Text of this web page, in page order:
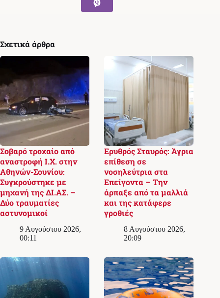
Σχετικά άρθρα
Σοβαρό τροχαίο από
αναστροφή Ι.Χ. στην
Αθηνών-Σουνίου:
Συγκρούστηκε με
μηχανή της ΔΙ.ΑΣ. –
Δύο τραυματίες
αστυνομικοί
9 Αυγούστου 2026,
00:11
Ερυθρός Σταυρός: Άγρια
επίθεση σε
νοσηλεύτρια στα
Επείγοντα – Την
άρπαξε από τα μαλλιά
και της κατάφερε
γροθιές
8 Αυγούστου 2026,
20:09